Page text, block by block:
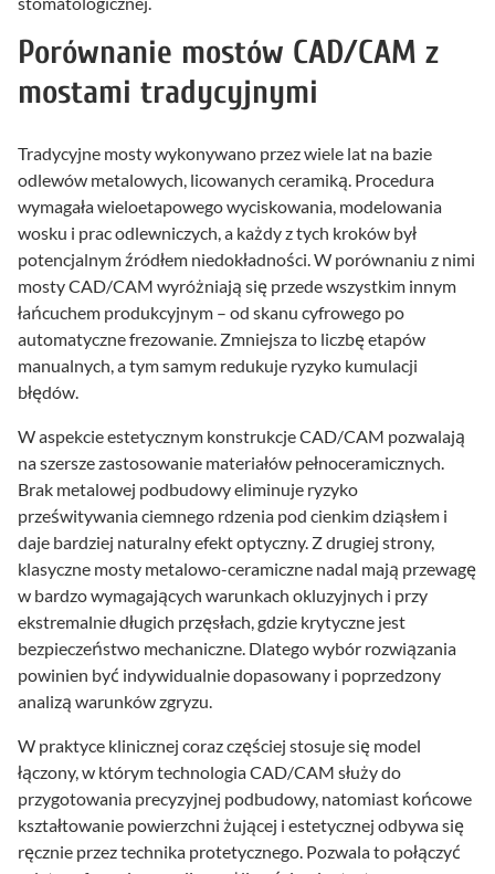
Porównanie mostów CAD/CAM z
mostami tradycyjnymi
Tradycyjne mosty wykonywano przez wiele lat na bazie
odlewów metalowych, licowanych ceramiką. Procedura
wymagała wieloetapowego wyciskowania, modelowania
wosku i prac odlewniczych, a każdy z tych kroków był
potencjalnym źródłem niedokładności. W porównaniu z nimi
mosty CAD/CAM wyróżniają się przede wszystkim innym
łańcuchem produkcyjnym – od skanu cyfrowego po
automatyczne frezowanie. Zmniejsza to liczbę etapów
manualnych, a tym samym redukuje ryzyko kumulacji
błędów.
W aspekcie estetycznym konstrukcje CAD/CAM pozwalają
na szersze zastosowanie materiałów pełnoceramicznych.
Brak metalowej podbudowy eliminuje ryzyko
prześwitywania ciemnego rdzenia pod cienkim dziąsłem i
daje bardziej naturalny efekt optyczny. Z drugiej strony,
klasyczne mosty metalowo-ceramiczne nadal mają przewagę
w bardzo wymagających warunkach okluzyjnych i przy
ekstremalnie długich przęsłach, gdzie krytyczne jest
bezpieczeństwo mechaniczne. Dlatego wybór rozwiązania
powinien być indywidualnie dopasowany i poprzedzony
analizą warunków zgryzu.
W praktyce klinicznej coraz częściej stosuje się model
łączony, w którym technologia CAD/CAM służy do
przygotowania precyzyjnej podbudowy, natomiast końcowe
kształtowanie powierzchni żującej i estetycznej odbywa się
ręcznie przez technika protetycznego. Pozwala to połączyć